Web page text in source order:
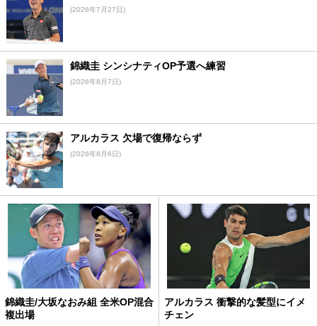
(2026年7月27日)
錦織圭 シンシナティOP予選へ練習
(2026年8月7日)
アルカラス 欠場で復帰ならず
(2026年8月6日)
錦織圭/大坂なおみ組 全米OP混合
複出場
アルカラス 衝撃的な髪型にイメ
チェン